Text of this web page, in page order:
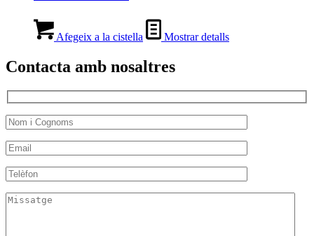
10.00 €.5.00 €.
Afegeix a la cistella Mostrar detalls
Contacta amb nosaltres